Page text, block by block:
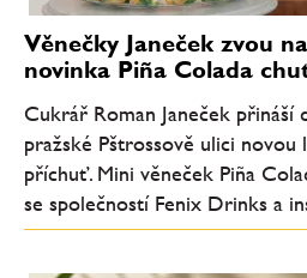
Věnečky Janeček zvou
novinka Piña Colada
Cukrář Roman Janeček přináší
pražské Pštrossově ulici
příchuť. Mini věneček Piña
se společností Fenix Drinks a